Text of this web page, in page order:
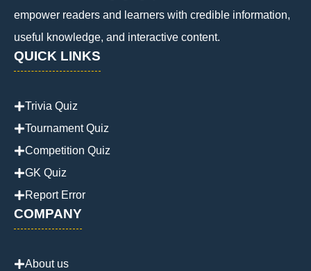
empower readers and learners with credible information,
useful knowledge, and interactive content.
QUICK LINKS
Trivia Quiz
Tournament Quiz
Competition Quiz
GK Quiz
Report Error
COMPANY
About us